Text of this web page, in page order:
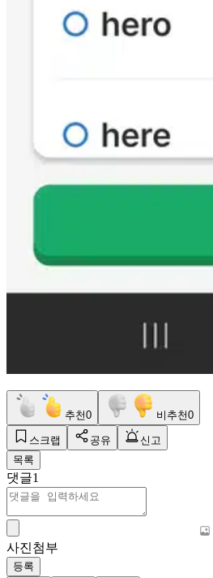
추천0 비추천0
스크랩 공유
신고
목록
댓글1
사진첨부
등록